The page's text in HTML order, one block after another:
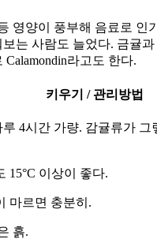
영양이 풍부해 음료로 인
는 사람도 늘었다. 금귤
Calamondin라고도 한다.
키우기 / 관리방법
4시간 가량. 감귤류가 그
15°C 이상이 좋다.
마르면 충분히.
흙.